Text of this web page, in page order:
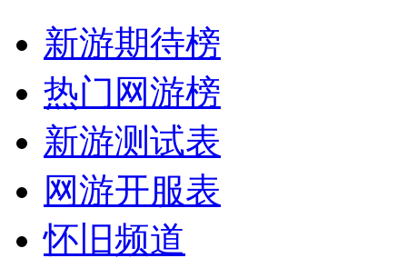
新游期待榜
热门网游榜
新游测试表
网游开服表
怀旧频道